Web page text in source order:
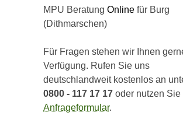
MPU Beratung Online für Burg
(Dithmarschen)
Für Fragen stehen wir Ihnen
Verfügung. Rufen Sie uns
deutschlandweit kostenlos an
0800 - 117 17 17 oder nutzen Sie
Anfrageformular.